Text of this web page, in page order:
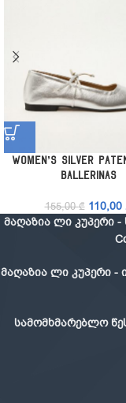
Women’s Silver
Ballerinas
155,00₾ 110,00
მაღაზია ლი კუპერი
მაღაზია ლი კუპერი -
სამომხმარებლო